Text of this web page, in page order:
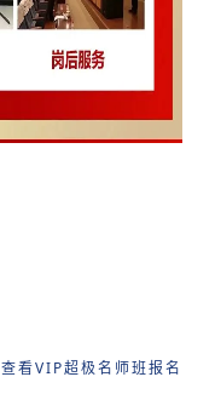
查看VIP超极名师班报名